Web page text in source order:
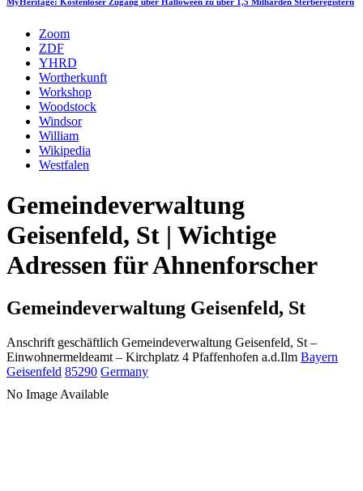
MyHeritage: Kostenloser Zugang über Halloween zu über 1,5 Milliarden Sterberegistern
Zoom
ZDF
YHRD
Wortherkunft
Workshop
Woodstock
Windsor
William
Wikipedia
Westfalen
Gemeindeverwaltung
Geisenfeld, St | Wichtige
Adressen für Ahnenforscher
Gemeindeverwaltung Geisenfeld, St
Anschrift geschäftlich Gemeindeverwaltung Geisenfeld, St –
Einwohnermeldeamt – Kirchplatz 4 Pfaffenhofen a.d.Ilm Bayern
Geisenfeld 85290 Germany
No Image Available